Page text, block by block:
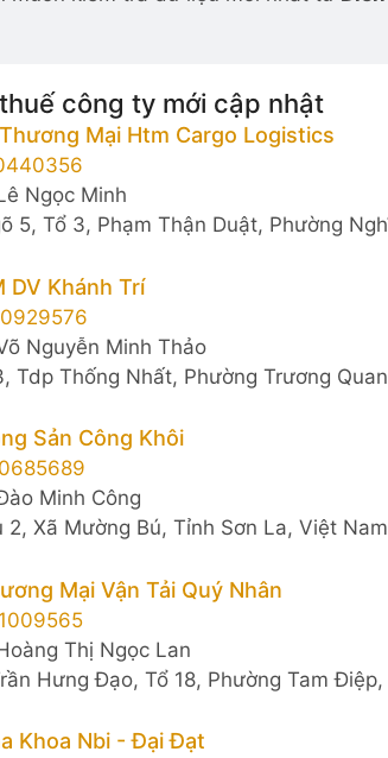
công ty mới cập nhật
Mại Htm Cargo Logistics
Ngọc Minh
5, Tổ 3, Phạm Thận Duật, Phường
DV Khánh Trí
Nguyễn Minh Thảo
Tdp Thống Nhất, Phường Trương
Sản Công Khôi
Minh Công
2, Xã Mường Bú, Tỉnh Sơn La, Việt Nam
Mại Vận Tải Quý Nhân
Thị Ngọc Lan
Hưng Đạo, Tổ 18, Phường Tam
Khoa Nbi - Đại Đạt